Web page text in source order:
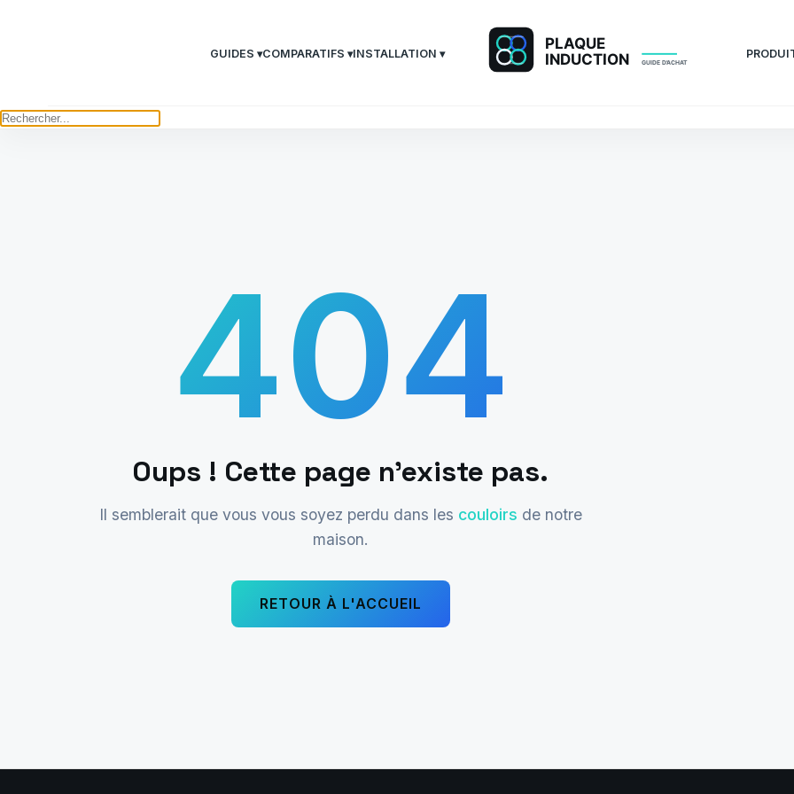
GUIDES ▾COMPARATIFS ▾INSTALLATION ▾
404
Oups ! Cette page n'existe pas.
Il semblerait que vous vous soyez perdu dans les couloirs de notre
maison.
RETOUR À L'ACCUEIL